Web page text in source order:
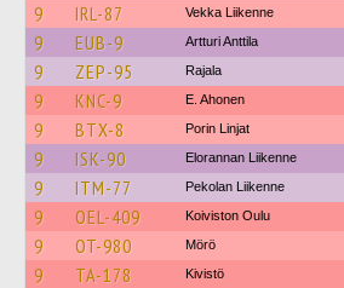
9 IRL-87 Vekka Liikenne
9 EUB-9 Artturi Anttila
9 ZEP-95 Rajala
9 KNC-9 E. Ahonen
9 BTX-8 Porin Linjat
9 ISK-90 Elorannan Liikenne
9 ITM-77 Pekolan Liikenne
9 OEL-409 Koiviston Oulu
9 OT-980 Mörö
9 TA-178 Kivistö